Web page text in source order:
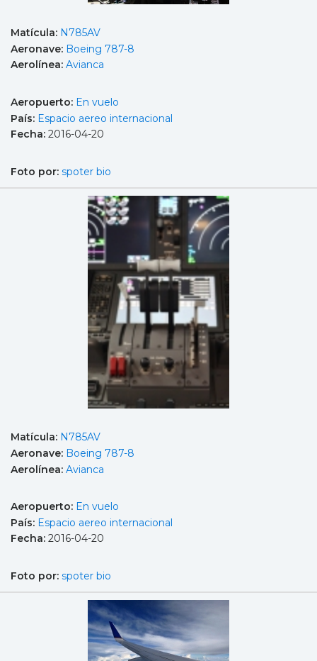
Matícula: N785AV
Aeronave: Boeing 787-8
Aerolínea: Avianca
Aeropuerto: En vuelo
País: Espacio aereo internacional
Fecha: 2016-04-20
Foto por: spoter bio
Matícula: N785AV
Aeronave: Boeing 787-8
Aerolínea: Avianca
Aeropuerto: En vuelo
País: Espacio aereo internacional
Fecha: 2016-04-20
Foto por: spoter bio